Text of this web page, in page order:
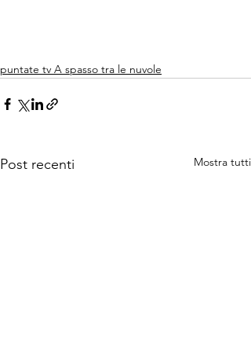
puntate tv A spasso tra le nuvole
Post recenti Mostra tutti